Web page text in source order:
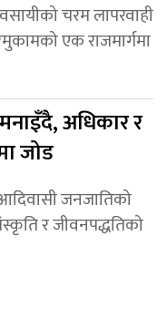
चरम लापरवाही
एक राजमार्गमा
अधिकार र
जोड
जनजातिको
र जीवनपद्धतिको